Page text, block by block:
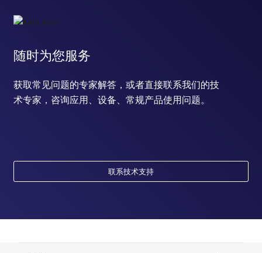
随时为您服务
获取常见问题的专家解答，或者直接联系我们的技
术专家，咨询应用、设备、常规产品使用问题。
联系技术支持